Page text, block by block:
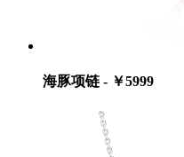
海豚项链 - ￥5999